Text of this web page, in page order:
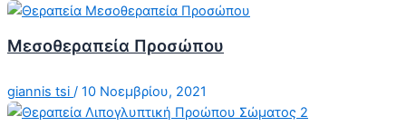
Μεσοθεραπεία Προσώπου
giannis tsi / 10 Νοεμβρίου, 2021